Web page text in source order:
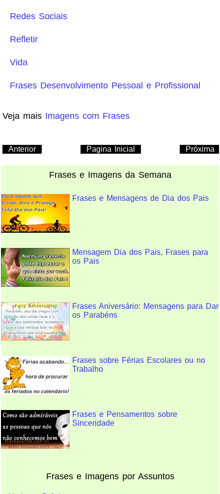
Redes Sociais
Refletir
Vida
Frases Desenvolvimento Pessoal e Profissional
Veja mais Imagens com Frases
Anterior Próxima
Pagina Inicial
Frases e Imagens da Semana
Frases e Mensagens de Dia dos Pais
Mensagem Dia dos Pais, Frases para
os Pais
Frases Aniversário: Mensagens para Dar
os Parabéns
Frases sobre Férias Escolares ou no
Trabalho
Frases e Pensamentos sobre
Sinceridade
Frases e Imagens por Assuntos